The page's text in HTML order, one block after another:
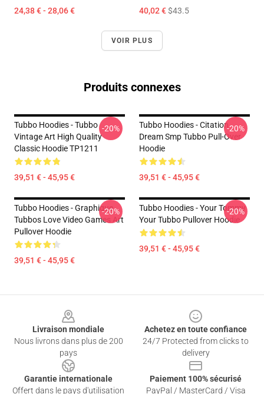
24,38 € - 28,06 € 40,02 €$43.5
VOIR PLUS
Produits connexes
Tubbo Hoodies - Tubbo
Vintage Art High Quality
Classic Hoodie TP1211
39,51 € - 45,95 €
-20%
Tubbo Hoodies - Citation
Dream Smp Tubbo Pull-Over
Hoodie
39,51 € - 45,95 €
-20%
Tubbo Hoodies - Graphique
Tubbos Love Video Games Art
Pullover Hoodie
39,51 € - 45,95 €
-20%
Tubbo Hoodies - Your Tommy
Your Tubbo Pullover Hoodie
39,51 € - 45,95 €
-20%
Livraison mondiale
Nous livrons dans plus de 200
pays
Achetez en toute confiance
24/7 Protected from clicks to
delivery
Garantie internationale
Offert dans le pays d'utilisation
Paiement 100% sécurisé
PayPal / MasterCard / Visa